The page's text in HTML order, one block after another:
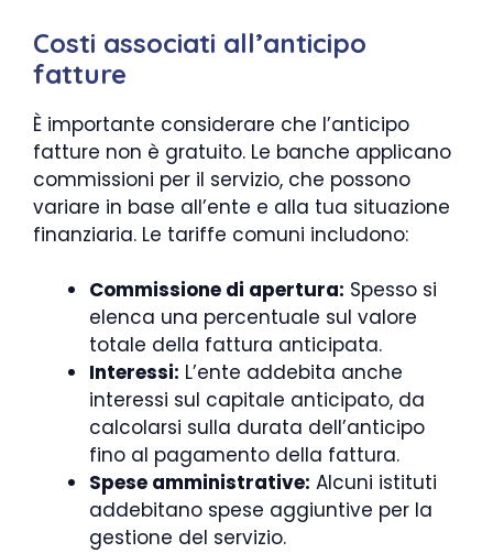
Costi associati all’anticipo
fatture
È importante considerare che l’anticipo
fatture non è gratuito. Le banche applicano
commissioni per il servizio, che possono
variare in base all’ente e alla tua situazione
finanziaria. Le tariffe comuni includono:
Commissione di apertura: Spesso si
elenca una percentuale sul valore
totale della fattura anticipata.
Interessi: L’ente addebita anche
interessi sul capitale anticipato, da
calcolarsi sulla durata dell’anticipo
fino al pagamento della fattura.
Spese amministrative: Alcuni istituti
addebitano spese aggiuntive per la
gestione del servizio.